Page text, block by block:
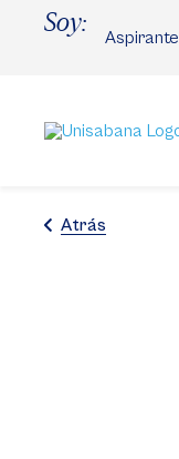
Soy:
Aspirante
Atrás